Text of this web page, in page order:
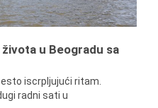
u Beogradu sa
iscrpljujući ritam.
radni sati u